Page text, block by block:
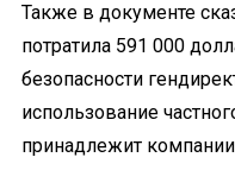
Также в документе
потратила 591 000
безопасности
использование
принадлежит